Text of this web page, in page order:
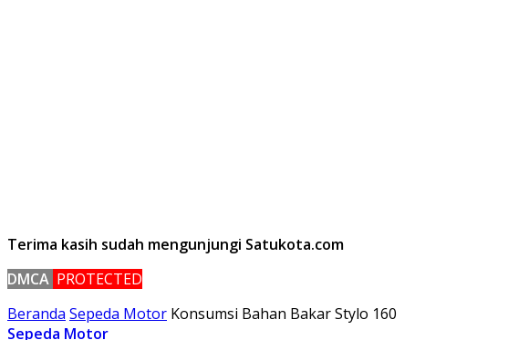
Terima kasih sudah mengunjungi Satukota.com
DMCA PROTECTED
Beranda Sepeda Motor Konsumsi Bahan Bakar Stylo 160
Sepeda Motor